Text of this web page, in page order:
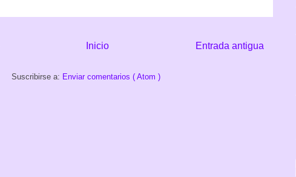
Entrada antigua
Inicio
Suscribirse a: Enviar comentarios ( Atom )